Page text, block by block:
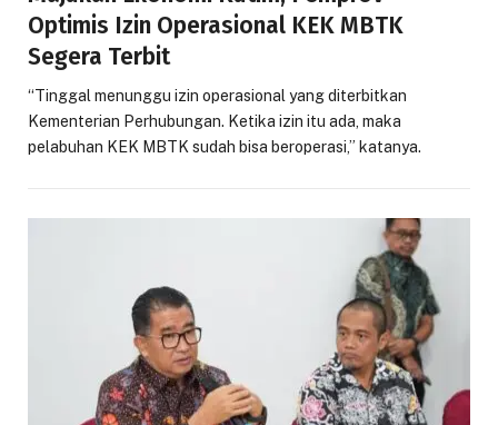
Optimis Izin Operasional KEK MBTK
Segera Terbit
“Tinggal menunggu izin operasional yang diterbitkan
Kementerian Perhubungan. Ketika izin itu ada, maka
pelabuhan KEK MBTK sudah bisa beroperasi,” katanya.